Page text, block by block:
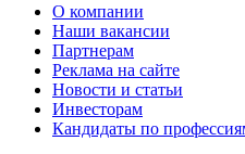
О компании
Наши вакансии
Партнерам
Реклама на сайте
Новости и статьи
Инвесторам
Кандидаты по